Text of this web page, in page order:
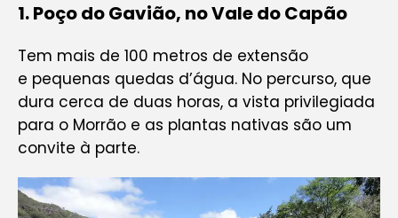
1. Poço do Gavião, no Vale do Capão
Tem mais de 100 metros de extensão
e pequenas quedas d’água. No percurso, que
dura cerca de duas horas, a vista privilegiada
para o Morrão e as plantas nativas são um
convite à parte.